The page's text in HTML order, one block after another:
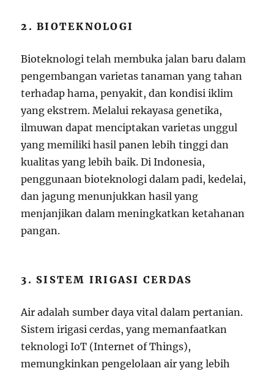
2. BIOTEKNOLOGI
Bioteknologi telah membuka jalan baru dalam
pengembangan varietas tanaman yang tahan
terhadap hama, penyakit, dan kondisi iklim
yang ekstrem. Melalui rekayasa genetika,
ilmuwan dapat menciptakan varietas unggul
yang memiliki hasil panen lebih tinggi dan
kualitas yang lebih baik. Di Indonesia,
penggunaan bioteknologi dalam padi, kedelai,
dan jagung menunjukkan hasil yang
menjanjikan dalam meningkatkan ketahanan
pangan.
3. SISTEM IRIGASI CERDAS
Air adalah sumber daya vital dalam pertanian.
Sistem irigasi cerdas, yang memanfaatkan
teknologi IoT (Internet of Things),
memungkinkan pengelolaan air yang lebih